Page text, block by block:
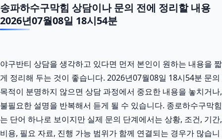
송파하수구막힘 상담이나 문의 전에 정리할 내용
2026년07월08일 18시54분
야구반티 상담을 생각하고 있다면 먼저 본인이 원하는 내용을 짧
게 정리해 두는 것이 좋습니다. 2026년07월08일 18시54분 문의
목적이 분명하지 않으면 상담 과정에서 중요한 내용을 놓치거나,
불필요한 설명을 반복해서 듣게 될 수 있습니다. 종로하수구막힘
는 단어 하나로 보이지만 실제 문의 단계에서는 상황, 조건, 기간,
비용, 필요 자료, 진행 가능 범위가 함께 연결되는 경우가 많습니